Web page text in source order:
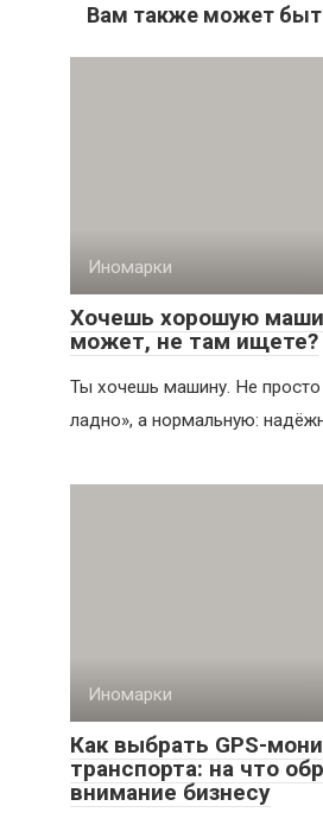
Вам также может
Иномарки
Хочешь хорошую
может, не там ищете?
Ты хочешь машину. Не
ладно», а нормальную:
Иномарки
Как выбрать GPS-
транспорта: на что
внимание бизнесу